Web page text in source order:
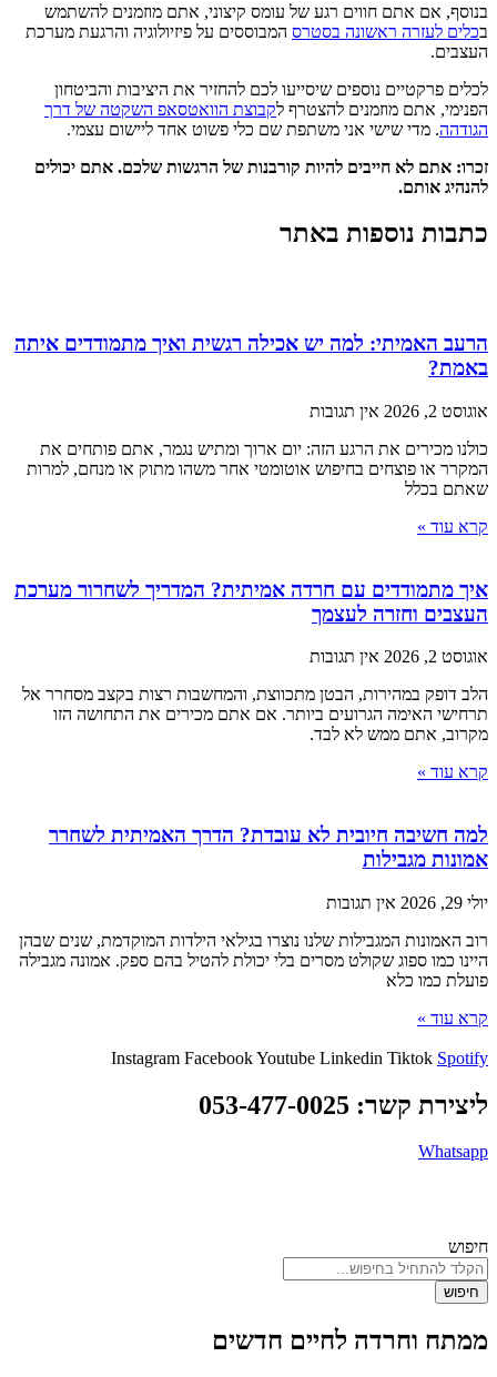
בנוסף, אם אתם חווים רגע של עומס קיצוני, אתם מוזמנים להשתמש
בכלים לעזרה ראשונה בסטרס המבוססים על פיזיולוגיה והרגעת מערכת
העצבים.
לכלים פרקטיים נוספים שיסייעו לכם להחזיר את היציבות והביטחון
הפנימי, אתם מוזמנים להצטרף לקבוצת הוואטסאפ השקטה של דרך
הגודהה. מדי שישי אני משתפת שם כלי פשוט אחד ליישום עצמי.
זכרו: אתם לא חייבים להיות קורבנות של הרגשות שלכם. אתם יכולים
להנהיג אותם.
כתבות נוספות באתר
הרעב האמיתי: למה יש אכילה רגשית ואיך מתמודדים איתה
באמת?
אוגוסט 2, 2026
אין תגובות
כולנו מכירים את הרגע הזה: יום ארוך ומתיש נגמר, אתם פותחים את
המקרר או פוצחים בחיפוש אוטומטי אחר משהו מתוק או מנחם, למרות
שאתם בכלל
קרא עוד »
איך מתמודדים עם חרדה אמיתית? המדריך לשחרור מערכת
העצבים וחזרה לעצמך
אוגוסט 2, 2026
אין תגובות
הלב דופק במהירות, הבטן מתכווצת, והמחשבות רצות בקצב מסחרר אל
תרחישי האימה הגרועים ביותר. אם אתם מכירים את התחושה הזו
מקרוב, אתם ממש לא לבד.
קרא עוד »
למה חשיבה חיובית לא עובדת? הדרך האמיתית לשחרר
אמונות מגבילות
יולי 29, 2026
אין תגובות
רוב האמונות המגבילות שלנו נוצרו בגילאי הילדות המוקדמת, שנים שבהן
היינו כמו ספוג שקולט מסרים בלי יכולת להטיל בהם ספק. אמונה מגבילה
פועלת כמו כלא
קרא עוד »
Instagram FacebookYoutube Linkedin Tiktok Spotify
ליצירת קשר: 053-477-0025
Whatsapp
חיפוש
חיפוש
ממתח וחרדה לחיים חדשים